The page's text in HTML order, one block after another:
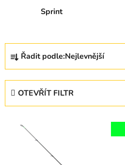
Sprint
Ř
z
Řadit podle:Nejlevnější
OTEVŘÍT FILTR